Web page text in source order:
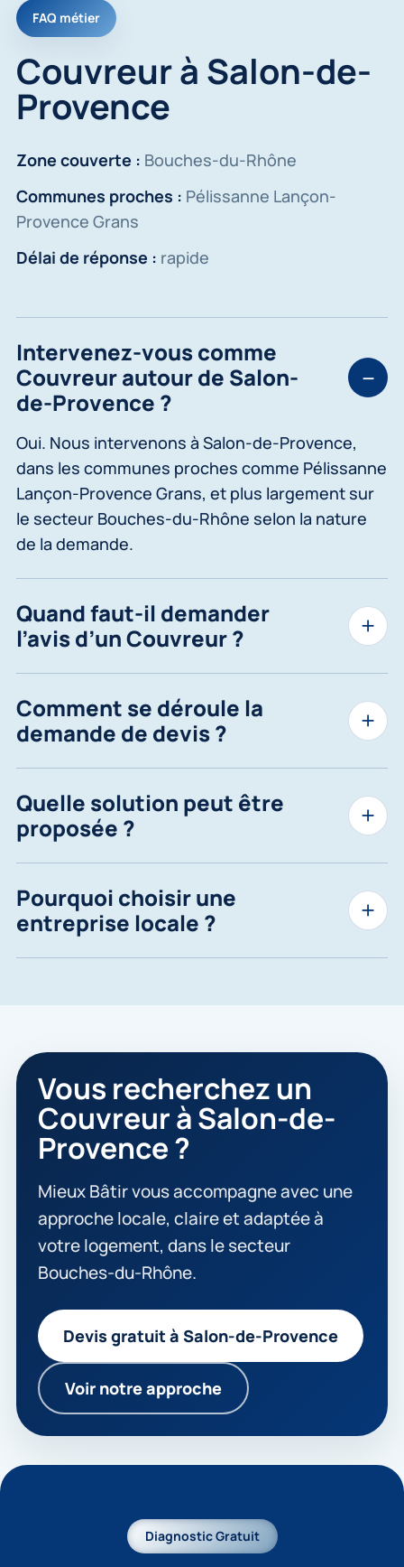
FAQ métier
Couvreur à Salon-de-
Provence
Zone couverte : Bouches-du-Rhône
Communes proches : Pélissanne Lançon-
Provence Grans
Délai de réponse : rapide
Intervenez-vous comme
Couvreur autour de Salon-
de-Provence ?
Oui. Nous intervenons à Salon-de-Provence,
dans les communes proches comme Pélissanne
Lançon-Provence Grans, et plus largement sur
le secteur Bouches-du-Rhône selon la nature
de la demande.
Quand faut-il demander
l’avis d’un Couvreur ?
Comment se déroule la
demande de devis ?
Quelle solution peut être
proposée ?
Pourquoi choisir une
entreprise locale ?
Vous recherchez un
Couvreur à Salon-de-
Provence ?
Mieux Bâtir vous accompagne avec une
approche locale, claire et adaptée à
votre logement, dans le secteur
Bouches-du-Rhône.
Devis gratuit à Salon-de-Provence
Voir notre approche
Diagnostic Gratuit